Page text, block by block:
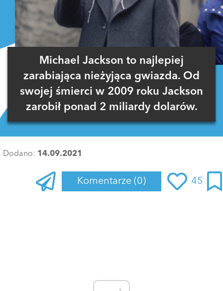
Michael Jackson to najlepiej
zarabiająca nieżyjąca gwiazda. Od
swojej śmierci w 2009 roku Jackson
zarobił ponad 2 miliardy dolarów.
Dodano: 14.09.2021
Komentarze (0) 45